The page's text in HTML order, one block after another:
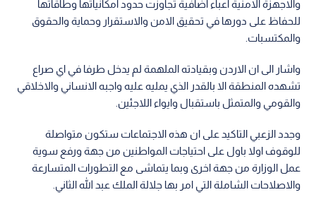
والاجهزة الامنية اعباء اضافية تجاوزت حدود امكانياتها وطاقاتها
للحفاظ على دورها في تحقيق الامن والاستقرار وحماية والحقوق
والمكتسبات.
واشار الى ان الاردن وبقيادته الملهمة لم يدخل طرفا في اي صراع
تشهده المنطقة الا بالقدر الذي يمليه عليه واجبه الانساني والاخلاقي
والقومي والمتمثل باستقبال وايواء اللاجئين.
وجدد الزعبي التاكيد على ان هذه الاجتماعات ستكون متواصلة
للوقوف اولا باول على احتياجات المواطنين من جهة ورفع سوية
عمل الوزارة من جهة اخرى وبما يتماشى مع التطورات المتسارعة
والاصلاحات الشاملة التي امر بها جلالة الملك عبد الله الثاني.